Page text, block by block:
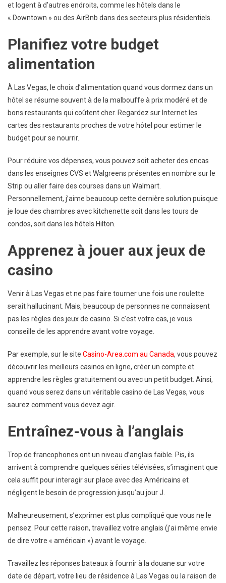
et logent à d’autres endroits, comme les hôtels dans le
« Downtown » ou des AirBnb dans des secteurs plus résidentiels.
Planifiez votre budget
alimentation
À Las Vegas, le choix d’alimentation quand vous dormez dans un
hôtel se résume souvent à de la malbouffe à prix modéré et de
bons restaurants qui coûtent cher. Regardez sur Internet les
cartes des restaurants proches de votre hôtel pour estimer le
budget pour se nourrir.
Pour réduire vos dépenses, vous pouvez soit acheter des encas
dans les enseignes CVS et Walgreens présentes en nombre sur le
Strip ou aller faire des courses dans un Walmart.
Personnellement, j’aime beaucoup cette dernière solution puisque
je loue des chambres avec kitchenette soit dans les tours de
condos, soit dans les hôtels Hilton.
Apprenez à jouer aux jeux de
casino
Venir à Las Vegas et ne pas faire tourner une fois une roulette
serait hallucinant. Mais, beaucoup de personnes ne connaissent
pas les règles des jeux de casino. Si c’est votre cas, je vous
conseille de les apprendre avant votre voyage.
Par exemple, sur le site Casino-Area.com au Canada, vous pouvez
découvrir les meilleurs casinos en ligne, créer un compte et
apprendre les règles gratuitement ou avec un petit budget. Ainsi,
quand vous serez dans un véritable casino de Las Vegas, vous
saurez comment vous devez agir.
Entraînez-vous à l’anglais
Trop de francophones ont un niveau d’anglais faible. Pis, ils
arrivent à comprendre quelques séries télévisées, s’imaginent que
cela suffit pour interagir sur place avec des Américains et
négligent le besoin de progression jusqu’au jour J.
Malheureusement, s’exprimer est plus compliqué que vous ne le
pensez. Pour cette raison, travaillez votre anglais (j’ai même envie
de dire votre « américain ») avant le voyage.
Travaillez les réponses bateaux à fournir à la douane sur votre
date de départ, votre lieu de résidence à Las Vegas ou la raison de